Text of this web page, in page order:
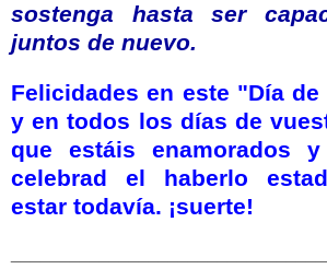
sostenga hasta ser
juntos de nuevo.
Felicidades en este "Día de
y en todos los días de
que estáis enamorados
celebrad el haberlo
estar todavía. ¡suerte!